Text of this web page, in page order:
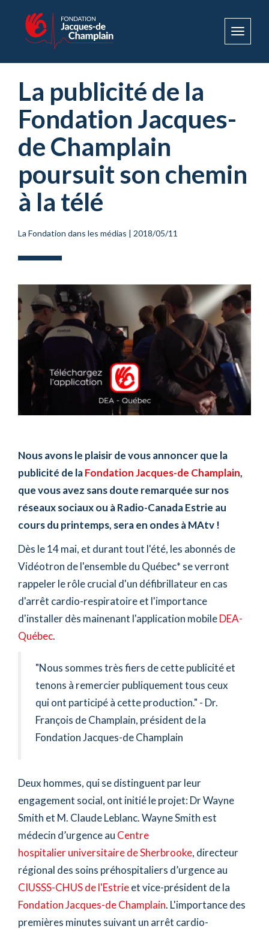
Toggle
La publicité de la
Fondation Jacques-
de Champlain
poursuit son chemin
à la télé
La Fondation dans les médias | 2018/05/11
Nous avons le plaisir de vous annoncer que la
publicité de laFondation Jacques-de Champlain,
que vous avez sans doute remarquée sur nos
réseaux sociaux ou à Radio-Canada Estrie au
cours du printemps, sera en ondes à MAtv !
Dès le 14 mai, et durant tout l'été, les abonnés de
Vidéotron de l'ensemble du Québec* se verront
rappeler le rôle crucial d'un défibrillateur en cas
d'arrêt cardio-respiratoire et l'importance
d'installer dès mainenant l'application mobileDEA-
Québec.
"Nous sommes très fiers de cette publicité et
tenons à remercier publiquement tous ceux
qui ont participé à cette production." - Dr.
François de Champlain, président de la
Fondation Jacques-de Champlain
Deux hommes, qui se distinguent par leur
engagement social, ont initié le projet: Dr Wayne
Smith et M. Claude Leblanc. Wayne Smith est
médecin d’urgence au Centre
hospitalier universitaire de Sherbrooke, directeur
régional des soins préhospitaliers d’urgence au
CIUSSS-CHUS de l'Estrieet vice-président de la
Fondation Jacques-de Champlain. L'importance des
premières minutes suivant un arrêt cardio-